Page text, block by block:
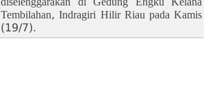
Tembilahan, Indragiri Hilir Riau pada Kamis
(19/7).